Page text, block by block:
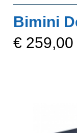
Bimini
€ 259,00